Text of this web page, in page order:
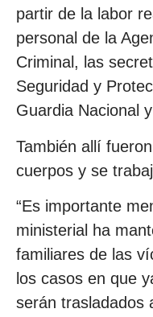
partir de la labor
personal de la
Criminal, las
Seguridad y
Guardia Nacional
También allí
cuerpos y se
“Es importante
ministerial ha
familiares de las
los casos en que
serán trasladados